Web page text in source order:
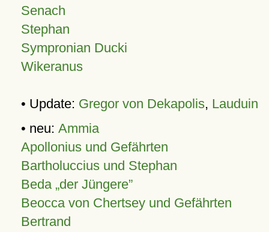
Senach
Stephan
Sympronian Ducki
Wikeranus
• Update: Gregor von Dekapolis, Lauduin
• neu: Ammia
Apollonius und Gefährten
Bartholuccius und Stephan
Beda „der Jüngere”
Beocca von Chertsey und Gefährten
Bertrand